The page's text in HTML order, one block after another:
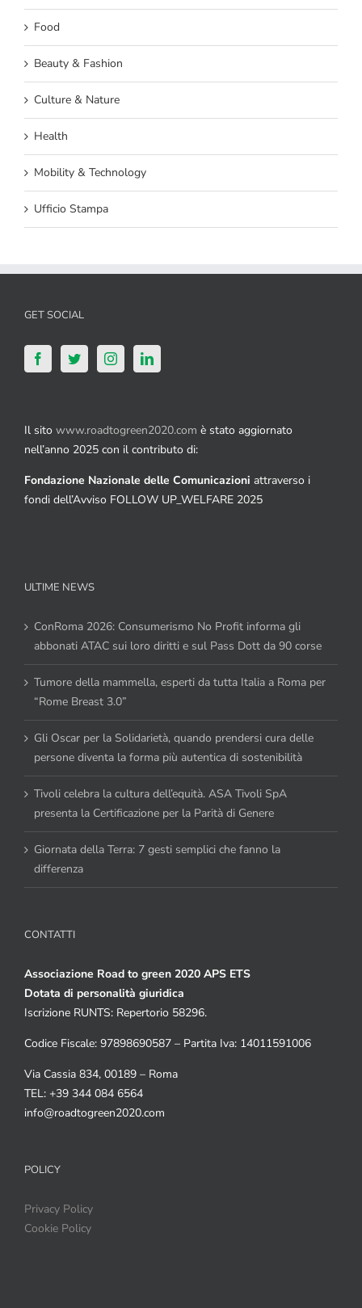
Food
Beauty & Fashion
Culture & Nature
Health
Mobility & Technology
Ufficio Stampa
GET SOCIAL
Il sito www.roadtogreen2020.com è stato aggiornato
nell’anno 2025 con il contributo di:
Fondazione Nazionale delle Comunicazioni attraverso i
fondi dell’Avviso FOLLOW UP_WELFARE 2025
ULTIME NEWS
ConRoma 2026: Consumerismo No Profit informa gli
abbonati ATAC sui loro diritti e sul Pass Dott da 90 corse
Tumore della mammella, esperti da tutta Italia a Roma per
“Rome Breast 3.0”
Gli Oscar per la Solidarietà, quando prendersi cura delle
persone diventa la forma più autentica di sostenibilità
Tivoli celebra la cultura dell’equità. ASA Tivoli SpA
presenta la Certificazione per la Parità di Genere
Giornata della Terra: 7 gesti semplici che fanno la
differenza
CONTATTI
Associazione Road to green 2020 APS ETS
Dotata di personalità giuridica
Iscrizione RUNTS: Repertorio 58296.
Codice Fiscale: 97898690587 – Partita Iva: 14011591006
Via Cassia 834, 00189 – Roma
TEL: +39 344 084 6564
info@roadtogreen2020.com
POLICY
Privacy Policy
Cookie Policy